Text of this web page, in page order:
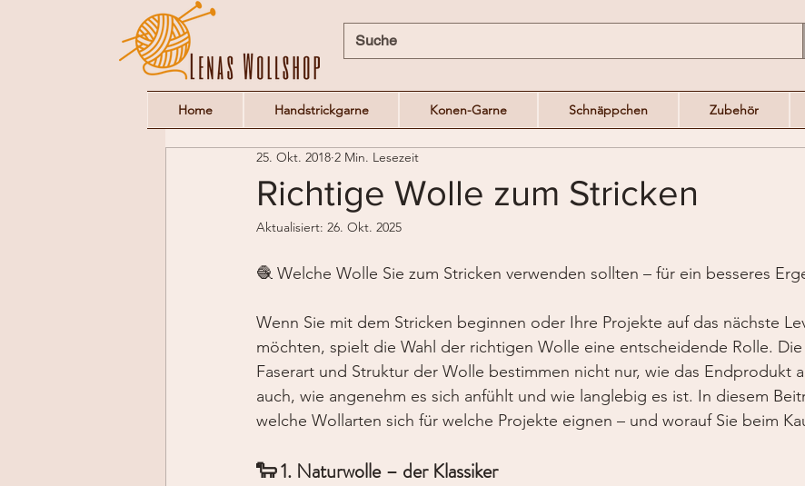
Home Handstrickgarne Konen-Garne Schnäppchen Zubehör
Richtige Wolle zum Stricken
25. Okt. 2018 2 Min. Lesezeit
Aktualisiert: 26. Okt. 2025
🧶 Welche Wolle Sie zum Stricken verwenden sollten – für ein besseres
Wenn Sie mit dem Stricken beginnen oder Ihre Projekte auf das nächste
möchten, spielt die Wahl der richtigen Wolle eine entscheidende Rolle.
Faserart und Struktur der Wolle bestimmen nicht nur, wie das Endprodukt
auch, wie angenehm es sich anfühlt und wie langlebig es ist. In diesem
welche Wollarten sich für welche Projekte eignen – und worauf Sie beim
🐑 1. Naturwolle – der Klassiker